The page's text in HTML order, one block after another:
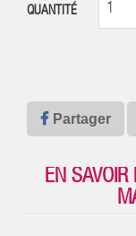
QUANTITÉ
Partager
EN